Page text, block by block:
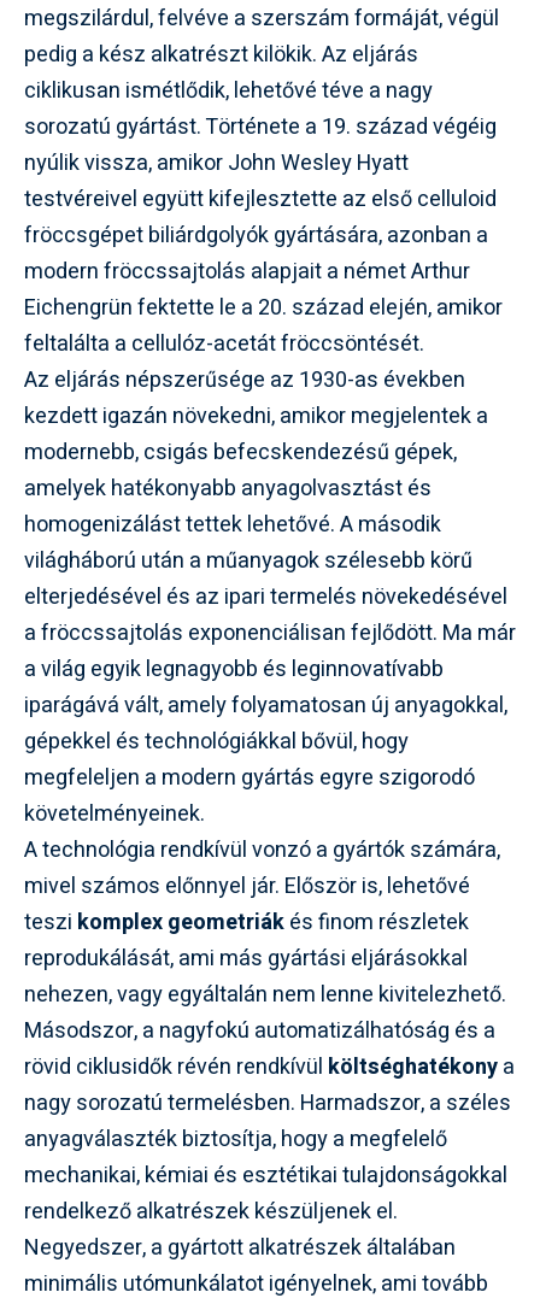
megszilárdul, felvéve a szerszám formáját, végül
pedig a kész alkatrészt kilökik. Az eljárás
ciklikusan ismétlődik, lehetővé téve a nagy
sorozatú gyártást. Története a 19. század végéig
nyúlik vissza, amikor John Wesley Hyatt
testvéreivel együtt kifejlesztette az első celluloid
fröccsgépet biliárdgolyók gyártására, azonban a
modern fröccssajtolás alapjait a német Arthur
Eichengrün fektette le a 20. század elején, amikor
feltalálta a cellulóz-acetát fröccsöntését.
Az eljárás népszerűsége az 1930-as években
kezdett igazán növekedni, amikor megjelentek a
modernebb, csigás befecskendezésű gépek,
amelyek hatékonyabb anyagolvasztást és
homogenizálást tettek lehetővé. A második
világháború után a műanyagok szélesebb körű
elterjedésével és az ipari termelés növekedésével
a fröccssajtolás exponenciálisan fejlődött. Ma már
a világ egyik legnagyobb és leginnovatívabb
iparágává vált, amely folyamatosan új anyagokkal,
gépekkel és technológiákkal bővül, hogy
megfeleljen a modern gyártás egyre szigorodó
követelményeinek.
A technológia rendkívül vonzó a gyártók számára,
mivel számos előnnyel jár. Először is, lehetővé
teszi komplex geometriákés finom részletek
reprodukálását, ami más gyártási eljárásokkal
nehezen, vagy egyáltalán nem lenne kivitelezhető.
Másodszor, a nagyfokú automatizálhatóság és a
rövid ciklusidők révén rendkívül költséghatékonya
nagy sorozatú termelésben. Harmadszor, a széles
anyagválaszték biztosítja, hogy a megfelelő
mechanikai, kémiai és esztétikai tulajdonságokkal
rendelkező alkatrészek készüljenek el.
Negyedszer, a gyártott alkatrészek általában
minimális utómunkálatot igényelnek, ami tovább